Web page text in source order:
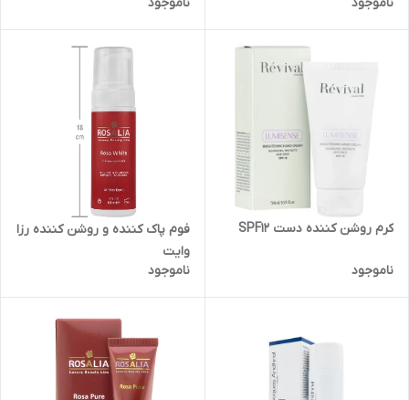
کرم روشن کننده دست SPF12
ناموجود
فوم پاک کننده و روشن کننده رزا
وایت
ناموجود